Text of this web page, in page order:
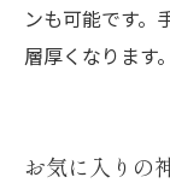
ンも可能です。
層厚くなります
お気に入りの